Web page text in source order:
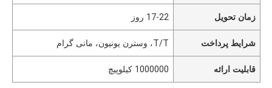
زمان تحویل 17-22 روز
شرایط پرداخت T/T، وسترن یونیون، مانی گرام
قابلیت ارائه 1000000 کیلوپیچ